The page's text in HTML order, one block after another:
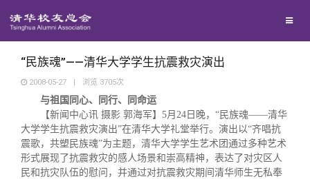
地区联络
年级联络
院系校友工作
回馈母校
捐赠项目
捐赠新闻
媒体平台
《清华校友通讯》
百年清华
“民族魂”——清华大学学生抗震救灾演出
2008-05-27 | 浏览 3705次
与祖国同心、同行、同命运
【新闻中心讯 摄影 郭海军】 5月 24 日晚， “民族魂——清华
大学学生抗震救灾演出”在清华大学礼堂举行。演出以“齐唱抗
震歌，共塑民族魂”为主题，清华大学学生艺术团通过多种艺术
形式展现了抗震救灾的感人场景和崇高精神，表达了对灾区人
民和抗灾队伍的慰问，并通过对抗震救灾期间清华师生无私奉